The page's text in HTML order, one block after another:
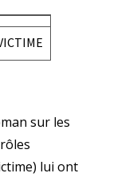
sur les
lui ont